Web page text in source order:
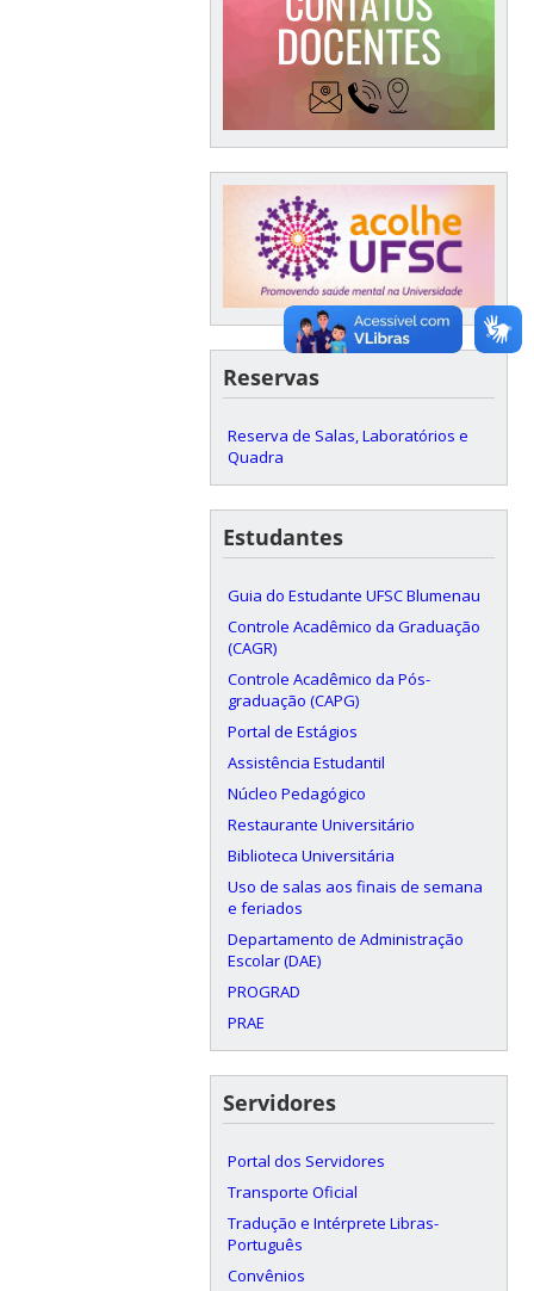
Reservas
Reserva de Salas, Laboratórios e
Quadra
Estudantes
Guia do Estudante UFSC Blumenau
Controle Acadêmico da Graduação
(CAGR)
Controle Acadêmico da Pós-
graduação (CAPG)
Portal de Estágios
Assistência Estudantil
Núcleo Pedagógico
Restaurante Universitário
Biblioteca Universitária
Uso de salas aos finais de semana
e feriados
Departamento de Administração
Escolar (DAE)
PROGRAD
PRAE
Servidores
Portal dos Servidores
Transporte Oficial
Tradução e Intérprete Libras-
Português
Convênios